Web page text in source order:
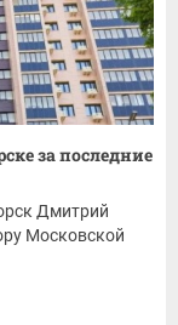
за последние
Дмитрий
Московской